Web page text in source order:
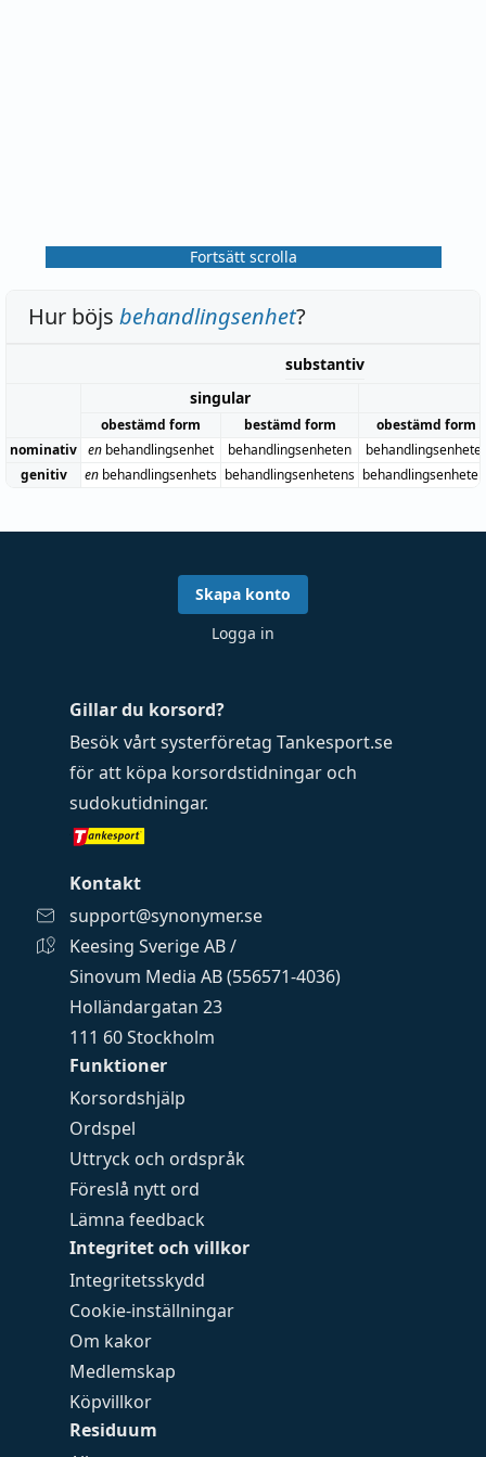
Fortsätt scrolla
Hur böjs behandlingsenhet?
substantiv
singular
obestämd form bestämd form
obestämd form
nominativ en behandlingsenhet behandlingsenheten
behandlingsenheter
genitiv
en behandlingsenhets behandlingsenhetens
Funktioner
Korsordshjälp
Ordspel
Uttryck och ordspråk
Föreslå nytt ord
Lämna feedback
Integritet och villkor
Integritetsskydd
Cookie-inställningar
Om kakor
Medlemskap
Köpvillkor
Residuum
Gillar du korsord?
Besök vårt systerföretag Tankesport.se
för att köpa korsordstidningar och
sudokutidningar.
Kontakt
support@synonymer.se
Keesing Sverige AB /
Sinovum Media AB (556571-4036)
Holländargatan 23
111 60 Stockholm
Skapa konto
Logga in